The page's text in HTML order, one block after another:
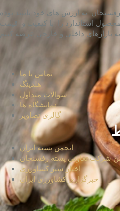
به ارزش های خود پایبند بوده
استاندارد را با کیفیت و قیمت
تماس با ما
هلدینگ
سوالات متداول
نمایشگاه ها
گالری تصاویر
انجمن پسته ایران
شرکت تعاونی پسته رفسنجان
اخبار سبز کشاورزی
خبرگزاری کشاورزی ایران